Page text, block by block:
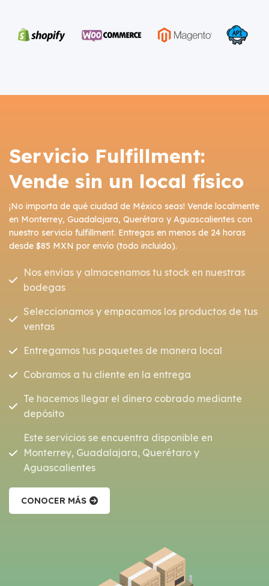
Servicio Fulfillment:
Vende sin un local físico
¡No importa de qué ciudad de México seas! Vende localmente
en Monterrey, Guadalajara, Querétaro y Aguascalientes con
nuestro servicio fulfillment. Entregas en menos de 24 horas
desde $85 MXN por envío (todo incluido).
Nos envías y almacenamos tu stock en nuestras
bodegas
Seleccionamos y empacamos los productos de tus
ventas
Entregamos tus paquetes de manera local
Cobramos a tu cliente en la entrega
Te hacemos llegar el dinero cobrado mediante
depósito
Este servicios se encuentra disponible en
Monterrey, Guadalajara, Querétaro y
Aguascalientes
CONOCER MÁS